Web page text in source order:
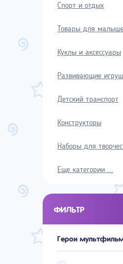
Спорт и отдых
Товары для
Куклы и аксессуары
Развивающие
Детский транспорт
Конструкторы
Наборы для
Еще категории ...
ФИЛЬТР
Герои